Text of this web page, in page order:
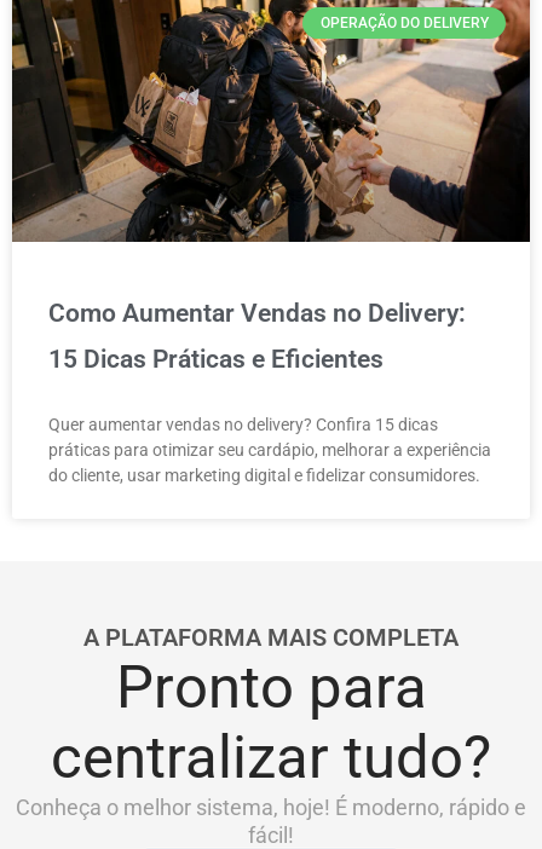
OPERAÇÃO DO DELIVERY
Como Aumentar Vendas no Delivery:
15 Dicas Práticas e Eficientes
Quer aumentar vendas no delivery? Confira 15 dicas
práticas para otimizar seu cardápio, melhorar a experiência
do cliente, usar marketing digital e fidelizar consumidores.
A PLATAFORMA MAIS COMPLETA
Pronto para
centralizar tudo?
Conheça o melhor sistema, hoje! É moderno, rápido e
fácil!